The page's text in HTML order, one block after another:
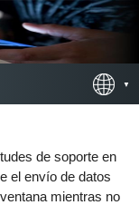
de soporte en
el envío de datos
mientras no